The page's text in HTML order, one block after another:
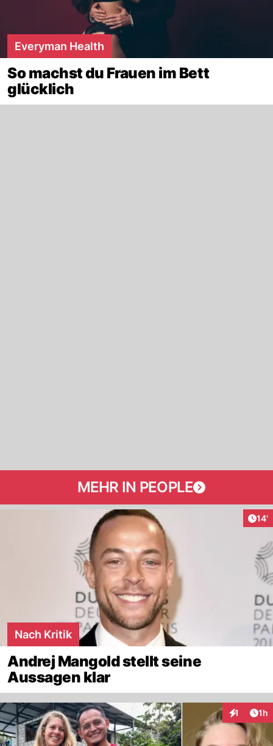
Everyman Health
So machst du Frauen im Bett
glücklich
MEHR IN PEOPLE
14'
Nach Kritik
Andrej Mangold stellt seine
Aussagen klar
1 1h